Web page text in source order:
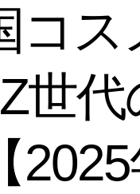
コ
世